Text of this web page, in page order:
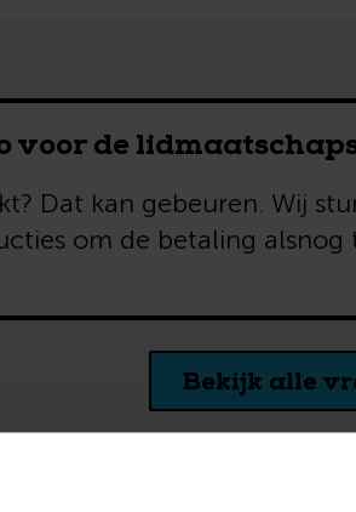
voor de
Dat kan gebeuren. Wij
om de betaling alsnog
Bekijk alle